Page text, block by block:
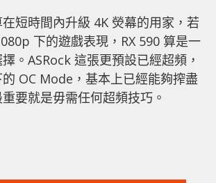
短時間內升級 4K 熒幕的用家，若
下的遊戲表現，RX 590 算是一
。ASRock 這張更預設已經超頻，
OC Mode，基本上已經能夠搾盡
要就是毋需任何超頻技巧。